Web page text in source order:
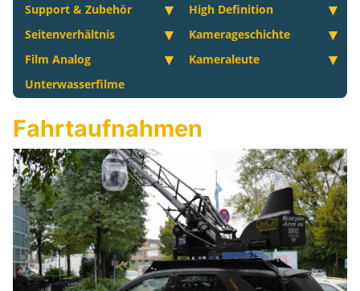
Support & Zubehör
High Definition
Seitenverhältnis
Kamerageschichte
Film Analog
Kameraleute
Unterwasserfilme
Fahrtaufnahmen